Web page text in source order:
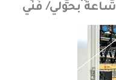
حولي 51043373 كهربائي 24 ساعة بحولي/ فني